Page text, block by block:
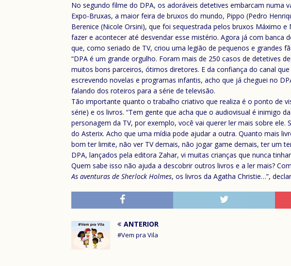
No segundo filme do DPA, os adoráveis detetives embarcam numa
Expo-Bruxas, a maior feira de bruxos do mundo, Pippo (Pedro
Berenice (Nicole Orsini), que foi sequestrada pelos bruxos Máximo
fazer e acontecer até desvendar esse mistério. Agora já com banca
que, como seriado de TV, criou uma legião de pequenos e grandes
“DPA é um grande orgulho. Foram mais de 250 casos de detetives
muitos bons parceiros, ótimos diretores. E da confiança do canal
escrevendo novelas e programas infantis, acho que já cheguei no
falando dos roteiros para a série de televisão.
Tão importante quanto o trabalho criativo que realiza é o ponto de
série) e os livros. “Tem gente que acha que o audiovisual é inimigo
personagem da TV, por exemplo, você vai querer ler mais sobre
do Asterix. Acho que uma mídia pode ajudar a outra. Quanto mais
bom ter limite, não ver TV demais, não jogar game demais, ter um
DPA, lançados pela editora Zahar, vi muitas crianças que nunca
Quem sabe isso não ajuda a descobrir outros livros e a ler mais?
As aventuras de Sherlock Holmes, os livros da Agatha Christie…”,
ANTERIOR
#Vem pra Vila